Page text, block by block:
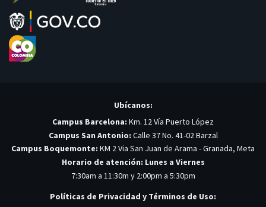
Ubícanos:
Campus Barcelona: Km. 12 Vía Puerto López
Campus San Antonio: Calle 37 No. 41-02 Barzal
Campus Boquemonte: KM 2 Via San Juan de Arama - Granada, Meta
Horario de atención: Lunes a Viernes
7:30am a 11:30m y 2:00pm a 5:30pm
Políticas de Privacidad y Términos de Uso: